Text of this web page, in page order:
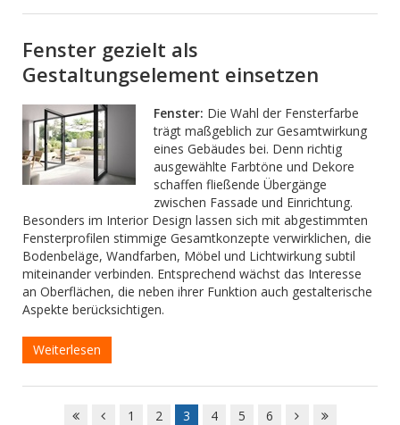
Fenster gezielt als
Gestaltungselement einsetzen
Fenster: Die Wahl der Fensterfarbe
trägt maßgeblich zur Gesamtwirkung
eines Gebäudes bei. Denn richtig
ausgewählte Farbtöne und Dekore
schaffen fließende Übergänge
zwischen Fassade und Einrichtung.
Besonders im Interior Design lassen sich mit abgestimmten
Fensterprofilen stimmige Gesamtkonzepte verwirklichen, die
Bodenbeläge, Wandfarben, Möbel und Lichtwirkung subtil
miteinander verbinden. Entsprechend wächst das Interesse
an Oberflächen, die neben ihrer Funktion auch gestalterische
Aspekte berücksichtigen.
Weiterlesen
1 2 3 4 5 6